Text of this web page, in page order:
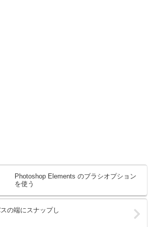
Photoshop Elements のブラシオプション
を使う
の端にスナップし